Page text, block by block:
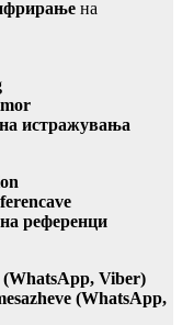
на
истражувања
референци
(WhatsApp, Viber)
(WhatsApp,